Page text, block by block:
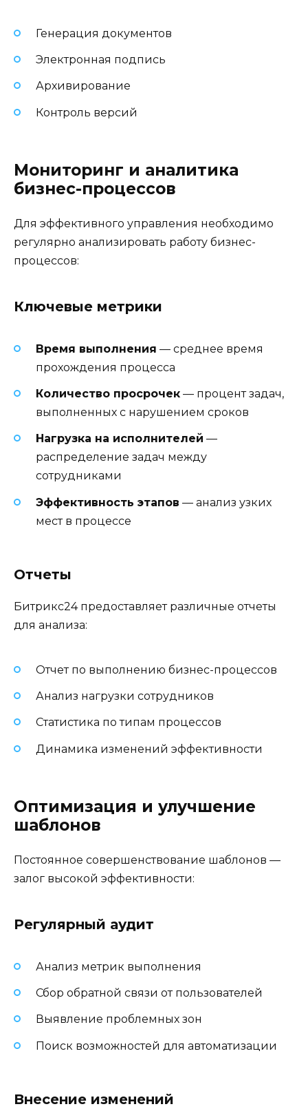
Генерация документов
Электронная подпись
Архивирование
Контроль версий
Мониторинг и аналитика
бизнес-процессов
Для эффективного управления необходимо
регулярно анализировать работу бизнес-
процессов:
Ключевые метрики
Время выполнения — среднее время
прохождения процесса
Количество просрочек — процент задач,
выполненных с нарушением сроков
Нагрузка на исполнителей —
распределение задач между
сотрудниками
Эффективность этапов — анализ узких
мест в процессе
Отчеты
Битрикс24 предоставляет различные отчеты
для анализа:
Отчет по выполнению бизнес-процессов
Анализ нагрузки сотрудников
Статистика по типам процессов
Динамика изменений эффективности
Оптимизация и улучшение
шаблонов
Постоянное совершенствование шаблонов —
залог высокой эффективности:
Регулярный аудит
Анализ метрик выполнения
Сбор обратной связи от пользователей
Выявление проблемных зон
Поиск возможностей для автоматизации
Внесение изменений